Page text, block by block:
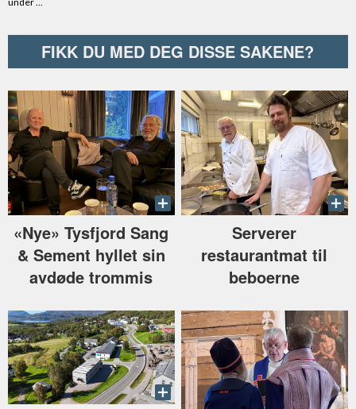
FIKK DU MED DEG DISSE SAKENE?
«Nye» Tysfjord Sang
& Sement hyllet sin
avdøde trommis
Serverer
restaurantmat til
beboerne